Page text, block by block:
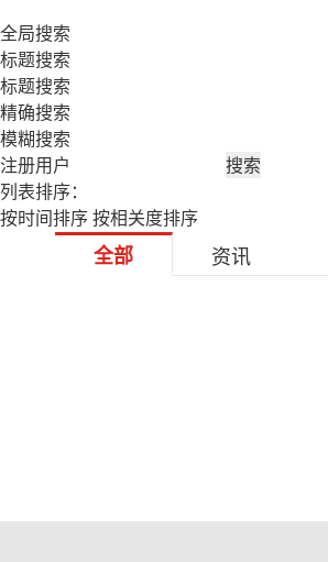
全局搜索
标题搜索
标题搜索
精确搜索
模糊搜索
搜索
列表排序：
按时间排序按相关度排序
全部 资讯